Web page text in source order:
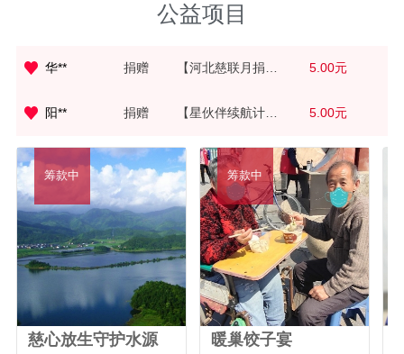
公益项目
【梦想口袋】
华** 捐赠 5.00元
阳** 捐赠 【星伙伴续航计划】 5.00元
捐赠 【梦想口袋】 5.00元
?** 捐赠 【梦想口袋】 5.00元
S** 捐赠 【河北慈联月捐人计划】 5.00元
捐赠 【代理爸妈助养计划】 5.00元
爱心网友 捐赠 【代理爸妈助养计划】
筹款中
慈心放生守护水源
筹款中
暖巢饺子宴